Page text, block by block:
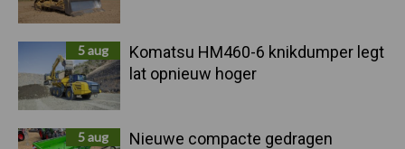
5 aug
Komatsu HM460-6 knikdumper legt
lat opnieuw hoger
5 aug
Nieuwe compacte gedragen